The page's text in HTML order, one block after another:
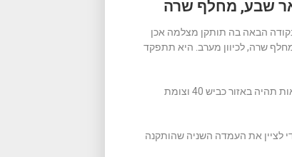
הבאה בה תותקן מצלמה אכן
25 מזרחית לבאר שבע, במחלף שרה, לכיוון מערב. היא תתפקד
: לאור הפריסה סביב באר שבע אמשיך להתנבא שאחת העמדות הבאות תהיה באזור כביש 40 וצומת
לציין את העמדה השניה שהותקנה